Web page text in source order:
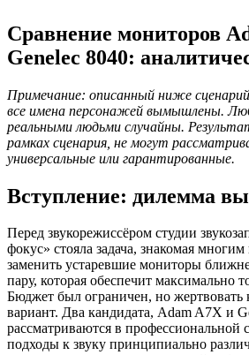
Сравнение мониторов
Genelec 8040:
Примечание: описанный ниже сценарий
все имена персонажей вымышлены.
реальными людьми случайны.
рамках сценария, не могут
универсальные или гарантированные.
Вступление: дилемма
Перед звукорежиссёром студии
фокус» стояла задача, знакомая
заменить устаревшие мониторы
пару, которая обеспечит максимально
Бюджет был ограничен, но жертвовать
вариант. Два кандидата, Adam A7X и
рассматриваются в профессиональной
подходы к звуку принципиально